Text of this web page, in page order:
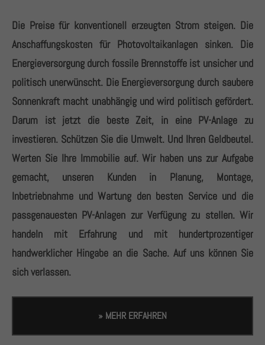
Die Preise für konventionell erzeugten Strom steigen. Die
Anschaffungskosten für Photovoltaikanlagen sinken. Die
Energieversorgung durch fossile Brennstoffe ist unsicher und
politisch unerwünscht. Die Energieversorgung durch saubere
Sonnenkraft macht unabhängig und wird politisch gefördert.
Darum ist jetzt die beste Zeit, in eine PV-Anlage zu
investieren. Schützen Sie die Umwelt. Und Ihren Geldbeutel.
Werten Sie Ihre Immobilie auf. Wir haben uns zur Aufgabe
gemacht, unseren Kunden in Planung, Montage,
Inbetriebnahme und Wartung den besten Service und die
passgenauesten PV-Anlagen zur Verfügung zu stellen. Wir
handeln mit Erfahrung und mit hundertprozentiger
handwerklicher Hingabe an die Sache. Auf uns können Sie
sich verlassen.
» MEHR ERFAHREN